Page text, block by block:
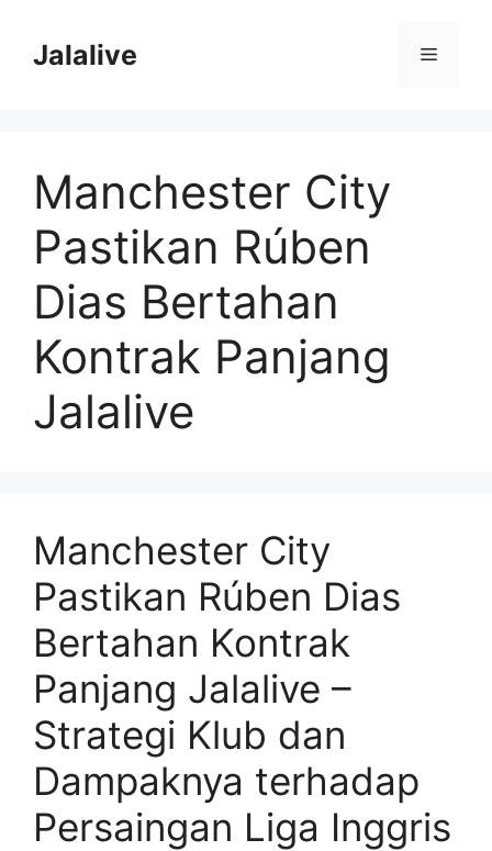
contentJalalive Menu
Manchester City
Pastikan Rúben
Dias Bertahan
Kontrak Panjang
Jalalive
Manchester City
Pastikan Rúben Dias
Bertahan Kontrak
Panjang Jalalive –
Strategi Klub dan
Dampaknya terhadap
Persaingan Liga Inggris